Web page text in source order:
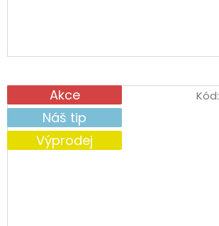
Akce
Náš tip
Výprodej
Kód: